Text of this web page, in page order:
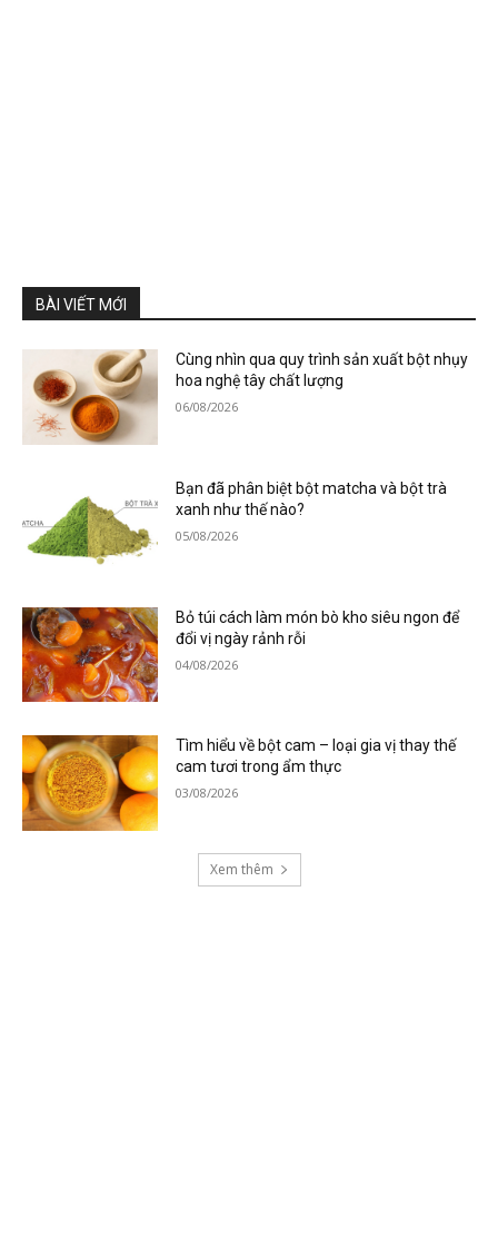
BÀI VIẾT MỚI
Cùng nhìn qua quy trình sản xuất bột nhụy
hoa nghệ tây chất lượng
06/08/2026
Bạn đã phân biệt bột matcha và bột trà
xanh như thế nào?
05/08/2026
Bỏ túi cách làm món bò kho siêu ngon để
đổi vị ngày rảnh rỗi
04/08/2026
Tìm hiểu về bột cam – loại gia vị thay thế
cam tươi trong ẩm thực
03/08/2026
Xem thêm